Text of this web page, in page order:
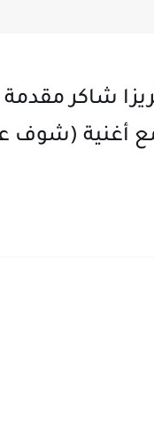
شاكر مقدمة
مع أغنية (شوف